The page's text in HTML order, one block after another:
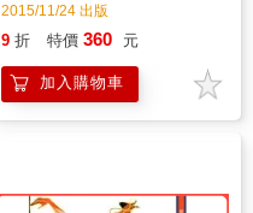
2015/11/24 出版
9 折 特價 360 元
加入購物車